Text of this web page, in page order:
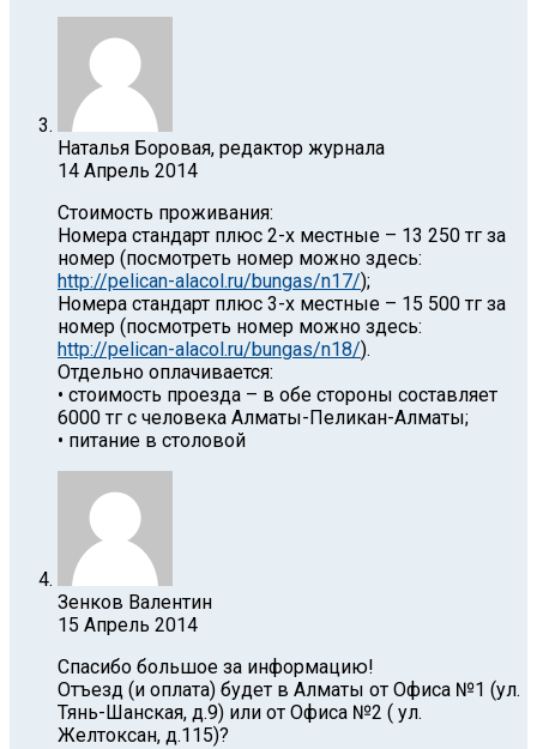
Наталья Боровая, редактор журнала
14 Апрель 2014
Стоимость проживания:
Номера стандарт плюс 2-х местные – 13 250 тг за
номер (посмотреть номер можно здесь:
http://pelican-alacol.ru/bungas/n17/);
Номера стандарт плюс 3-х местные – 15 500 тг за
номер (посмотреть номер можно здесь:
http://pelican-alacol.ru/bungas/n18/).
Отдельно оплачивается:
• стоимость проезда – в обе стороны составляет
6000 тг с человека Алматы-Пеликан-Алматы;
• питание в столовой
Зенков Валентин
15 Апрель 2014
Спасибо большое за информацию!
Отъезд (и оплата) будет в Алматы от Офиса №1 (ул.
Тянь-Шанская, д.9) или от Офиса №2 ( ул.
Желтоксан, д.115)?